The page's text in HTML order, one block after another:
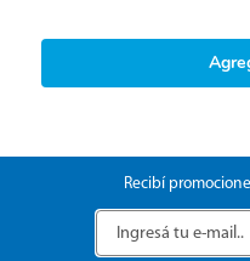
Recibí